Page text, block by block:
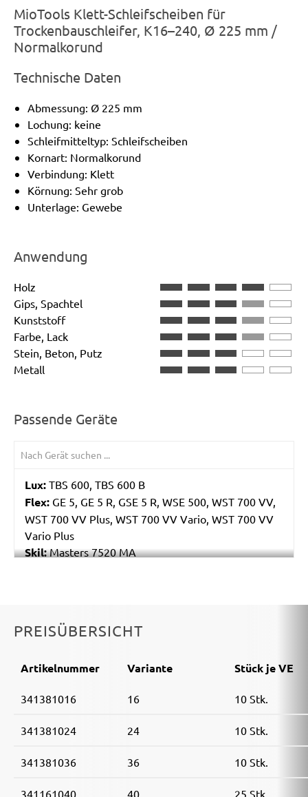
MioTools Klett-Schleifscheiben für
Trockenbauschleifer, K16–240, Ø 225 mm /
Normalkorund
Technische Daten
Abmessung: Ø 225 mm
Lochung: keine
Schleifmitteltyp: Schleifscheiben
Kornart: Normalkorund
Verbindung: Klett
Körnung: Sehr grob
Unterlage: Gewebe
Anwendung
Holz
Gips, Spachtel
Kunststoff
Farbe, Lack
Stein, Beton, Putz
Metall
Passende Geräte
Lux: TBS 600, TBS 600 B
Flex: GE 5, GE 5 R, GSE 5 R, WSE 500, WST 700 VV,
WST 700 VV Plus, WST 700 VV Vario, WST 700 VV
Vario Plus
Skil:Masters 7520 MA
Matrix:DWS 1200, DWS 600-1, DWS 710
MENZER:LHS 225, LHS 225 AV, LHS 225 PRO, LHS
TBS 225, TBS 225 AV, TBS 225 PRO, TSW 225, TSW
Metabo: LSV 5-225, LSV 5-225 Comfort
vidaXL:Langhalsschleifer Rot 750 W
Scheppach: DS200, DS210, DS900, DS920, DS930
Timbertech: TBSLF02 710 W, TBSLF06 750 W
PREISÜBERSICHT
Artikelnummer Variante Stück je VE
341381016 16 10 Stk.
341381024 24 10 Stk.
341381036 36 10 Stk.
341161040 40 25 Stk.